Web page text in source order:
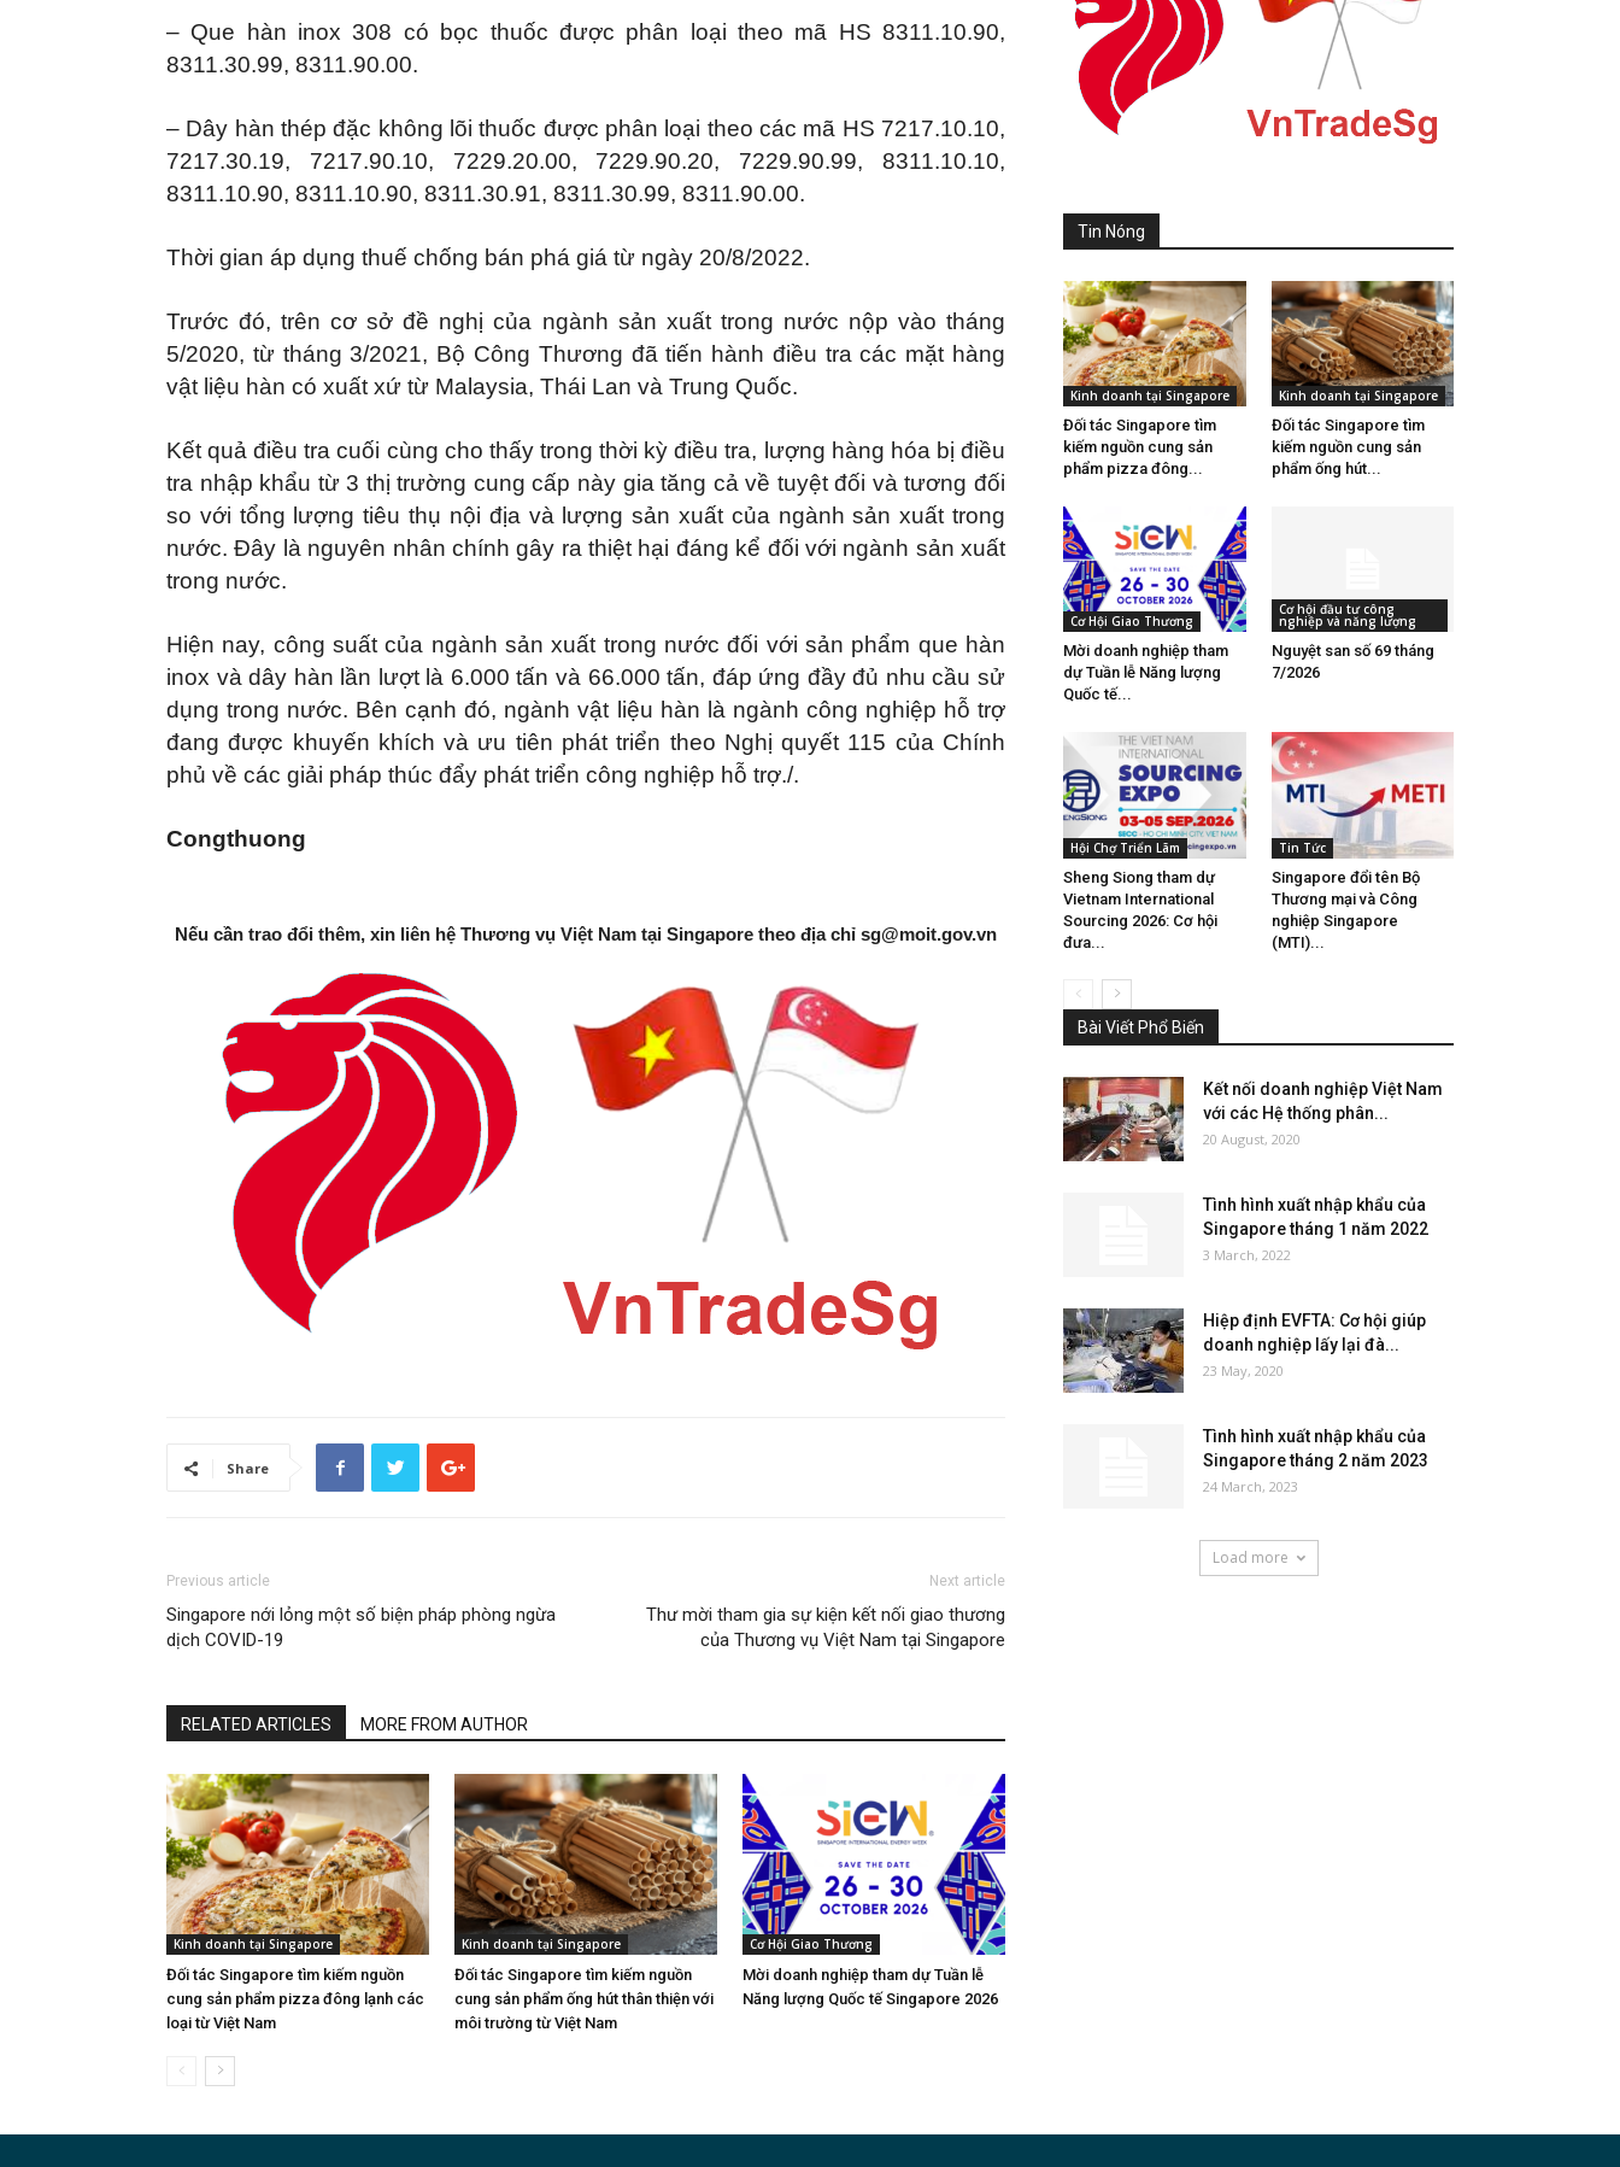
– Que hàn inox 308 có bọc thuốc được phân loại theo mã HS 8311.10.90,
8311.30.99, 8311.90.00.
– Dây hàn thép đặc không lõi thuốc được phân loại theo các mã HS 7217.10.10,
7217.30.19, 7217.90.10, 7229.20.00, 7229.90.20, 7229.90.99, 8311.10.10,
8311.10.90, 8311.10.90, 8311.30.91, 8311.30.99, 8311.90.00.
Thời gian áp dụng thuế chống bán phá giá từ ngày 20/8/2022.
Trước đó, trên cơ sở đề nghị của ngành sản xuất trong nước nộp vào tháng
5/2020, từ tháng 3/2021, Bộ Công Thương đã tiến hành điều tra các mặt hàng
vật liệu hàn có xuất xứ từ Malaysia, Thái Lan và Trung Quốc.
Kết quả điều tra cuối cùng cho thấy trong thời kỳ điều tra, lượng hàng hóa bị điều
tra nhập khẩu từ 3 thị trường cung cấp này gia tăng cả về tuyệt đối và tương đối
so với tổng lượng tiêu thụ nội địa và lượng sản xuất của ngành sản xuất trong
nước. Đây là nguyên nhân chính gây ra thiệt hại đáng kể đối với ngành sản xuất
trong nước.
Hiện nay, công suất của ngành sản xuất trong nước đối với sản phẩm que hàn
inox và dây hàn lần lượt là 6.000 tấn và 66.000 tấn, đáp ứng đầy đủ nhu cầu sử
dụng trong nước. Bên cạnh đó, ngành vật liệu hàn là ngành công nghiệp hỗ trợ
đang được khuyến khích và ưu tiên phát triển theo Nghị quyết 115 của Chính
phủ về các giải pháp thúc đẩy phát triển công nghiệp hỗ trợ./.
Congthuong
Nếu cần trao đổi thêm, xin liên hệ Thương vụ Việt Nam tại Singapore theo địa chỉ sg@moit.gov.vn
Share
Previous article
Singapore nới lỏng một số biện pháp phòng ngừa
dịch COVID-19
Next article
Thư mời tham gia sự kiện kết nối giao thương
của Thương vụ Việt Nam tại Singapore
RELATED ARTICLES MORE FROM AUTHOR
Kinh doanh tại Singapore
Đối tác Singapore tìm kiếm nguồn
cung sản phẩm pizza đông lạnh các
loại từ Việt Nam
Kinh doanh tại Singapore
Đối tác Singapore tìm kiếm nguồn
cung sản phẩm ống hút thân thiện với
môi trường từ Việt Nam
Cơ Hội Giao Thương
Mời doanh nghiệp tham dự Tuần lễ
Năng lượng Quốc tế Singapore 2026
Tin Nóng
Kinh doanh tại Singapore
Đối tác Singapore tìm
kiếm nguồn cung sản
phẩm pizza đông...
Kinh doanh tại Singapore
Đối tác Singapore tìm
kiếm nguồn cung sản
phẩm ống hút...
Cơ Hội Giao Thương
Mời doanh nghiệp tham
dự Tuần lễ Năng lượng
Quốc tế...
Cơ hội đầu tư công
nghiệp và năng lượng
Nguyệt san số 69 tháng
7/2026
Hội Chợ Triển Lãm
Sheng Siong tham dự
Vietnam International
Sourcing 2026: Cơ hội
đưa...
Tin Tức
Singapore đổi tên Bộ
Thương mại và Công
nghiệp Singapore
(MTI)...
Bài Viết Phổ Biến
Kết nối doanh nghiệp Việt Nam
với các Hệ thống phân...
20 August, 2020
Tình hình xuất nhập khẩu của
Singapore tháng 1 năm 2022
3 March, 2022
Hiệp định EVFTA: Cơ hội giúp
doanh nghiệp lấy lại đà...
23 May, 2020
Tình hình xuất nhập khẩu của
Singapore tháng 2 năm 2023
24 March, 2023
Load more